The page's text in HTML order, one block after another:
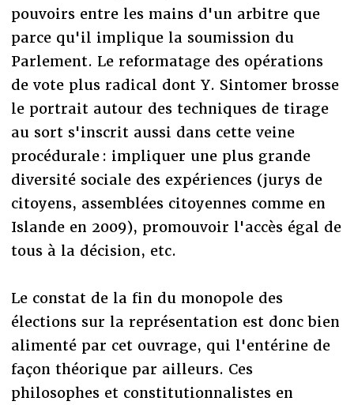
pouvoirs entre les mains d'un arbitre que
parce qu'il implique la soumission du
Parlement. Le reformatage des opérations
de vote plus radical dont Y. Sintomer brosse
le portrait autour des techniques de tirage
au sort s'inscrit aussi dans cette veine
procédurale : impliquer une plus grande
diversité sociale des expériences (jurys de
citoyens, assemblées citoyennes comme en
Islande en 2009), promouvoir l'accès égal de
tous à la décision, etc.
Le constat de la fin du monopole des
élections sur la représentation est donc bien
alimenté par cet ouvrage, qui l'entérine de
façon théorique par ailleurs. Ces
philosophes et constitutionnalistes en